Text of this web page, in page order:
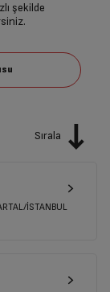
şekilde
Sırala
İSTANBUL